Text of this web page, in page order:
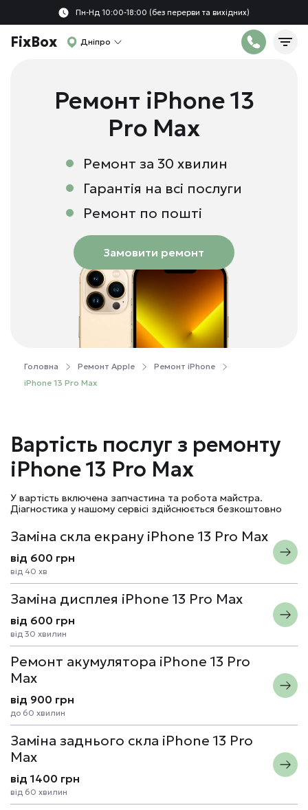
Пн-Нд 10:00-18:00 (без перерви та вихідних)
FixBox Дніпро
Ремонт iPhone 13
Pro Max
Ремонт за 30 хвилин
Гарантія на всі послуги
Ремонт по пошті
Замовити ремонт
Головна Ремонт Apple
Ремонт iPhone
iPhone 13 Pro Max
Вартість послуг з ремонту
iPhone 13 Pro Max
У вартість включена запчастина та робота майстра.
Діагностика у нашому сервісі здійснюється безкоштовно
Заміна скла екрану iPhone 13 Pro Max
від 600 грн
від 40 хв
Заміна дисплея iPhone 13 Pro Max
від 600 грн
від 30 хвилин
Ремонт акумулятора iPhone 13 Pro
Max
від 900 грн
до 60 хвилин
Заміна заднього скла iPhone 13 Pro
Max
від 1400 грн
від 60 хвилин